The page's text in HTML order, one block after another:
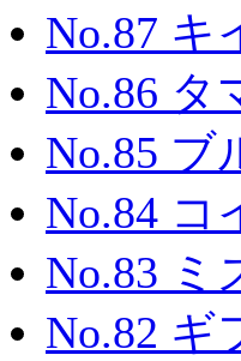
No.87 キ
No.86 タ
No.85 ブ
No.84 コ
No.83 ミ
No.82 ギ